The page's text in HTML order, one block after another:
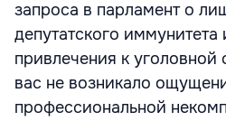
запроса в парламент о
депутатского
привлечения к уголовной
вас не возникало
профессиональной